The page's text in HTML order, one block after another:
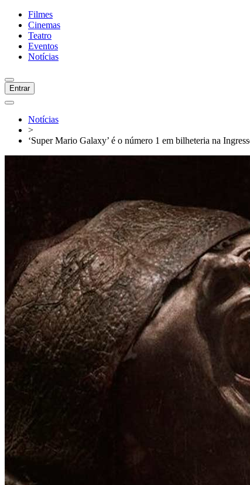
Filmes
Cinemas
Teatro
Eventos
Notícias
Entrar
Notícias
>
‘Super Mario Galaxy’ é o número 1 em bilheteria na